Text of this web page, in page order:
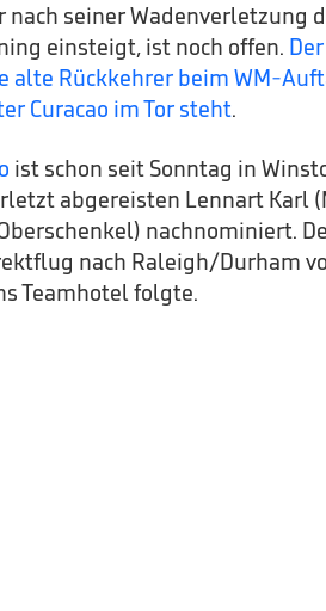
nach seiner Wadenverletzung
einsteigt, ist noch offen.
alte Rückkehrer beim WM-
Curacao im Tor steht.
ist schon seit Sonntag in
abgereisten Lennart Karl
nachnominiert.
nach Raleigh/Durham
Teamhotel folgte.